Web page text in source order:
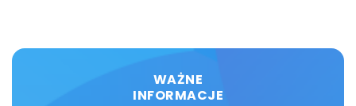
WAŻNE
INFORMACJE